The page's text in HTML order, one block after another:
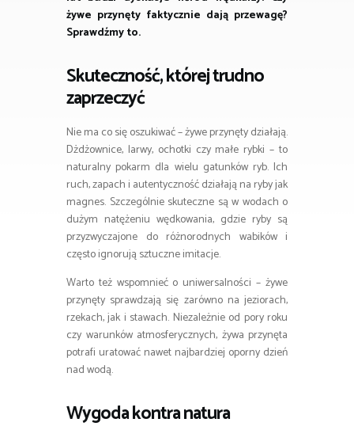
żywe przynęty faktycznie dają przewagę?
Sprawdźmy to.
Skuteczność, której trudno
zaprzeczyć
Nie ma co się oszukiwać – żywe przynęty działają.
Dżdżownice, larwy, ochotki czy małe rybki – to
naturalny pokarm dla wielu gatunków ryb. Ich
ruch, zapach i autentyczność działają na ryby jak
magnes. Szczególnie skuteczne są w wodach o
dużym natężeniu wędkowania, gdzie ryby są
przyzwyczajone do różnorodnych wabików i
często ignorują sztuczne imitacje.
Warto też wspomnieć o uniwersalności – żywe
przynęty sprawdzają się zarówno na jeziorach,
rzekach, jak i stawach. Niezależnie od pory roku
czy warunków atmosferycznych, żywa przynęta
potrafi uratować nawet najbardziej oporny dzień
nad wodą.
Wygoda kontra natura